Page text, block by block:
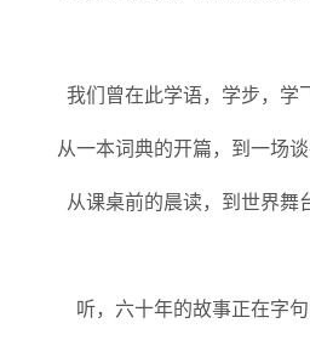
我们曾在此学语，学步，
从一本词典的开篇，到一场
从课桌前的晨读，到世界舞
听，六十年的故事正在字